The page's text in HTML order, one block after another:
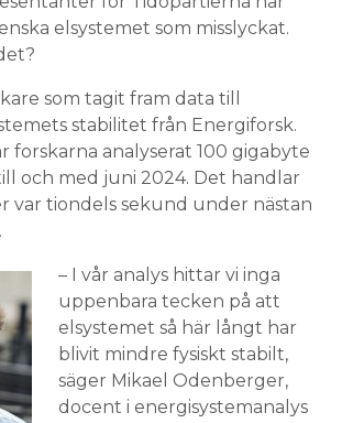
som tagit fram data till
stabilitet från Energiforsk.
forskarna analyserat 100 gigabyte
var tiondels sekund under nästan
– I vår analys hittar vi inga
uppenbara tecken på att
blivit mindre fysiskt stabilt,
säger Mikael Odenberger,
docent i energisystemanalys
och senior analytiker på
konsult- och
Profu, i ett pressmeddelande.